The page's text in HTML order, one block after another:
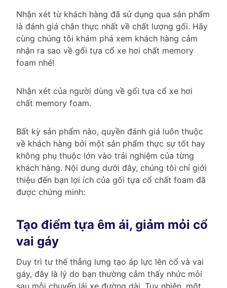
Nhận xét từ khách hàng đã sử dụng qua sản phẩm
là đánh giá chân thực nhất về chất lượng gối. Hãy
cùng chúng tôi khám phá xem khách hàng cảm
nhận ra sao về gối tựa cổ xe hơi chất memory
foam nhé!
Nhận xét của người dùng về gối tựa cổ xe hơi
chất memory foam.
Bất kỳ sản phẩm nào, quyền đánh giá luôn thuộc
về khách hàng bởi một sản phẩm thực sự tốt hay
không phụ thuộc lớn vào trải nghiệm của từng
khách hàng. Nội dung dưới đây, chúng tôi chỉ giới
thiệu đến bạn lợi ích của gối tựa cổ chất foam đã
được chứng minh:
Tạo điểm tựa êm ái, giảm mỏi cổ
vai gáy
Duy trì tư thế thẳng lưng tạo áp lực lên cổ và vai
gáy, đây là lý do bạn thường cảm thấy nhức mỏi